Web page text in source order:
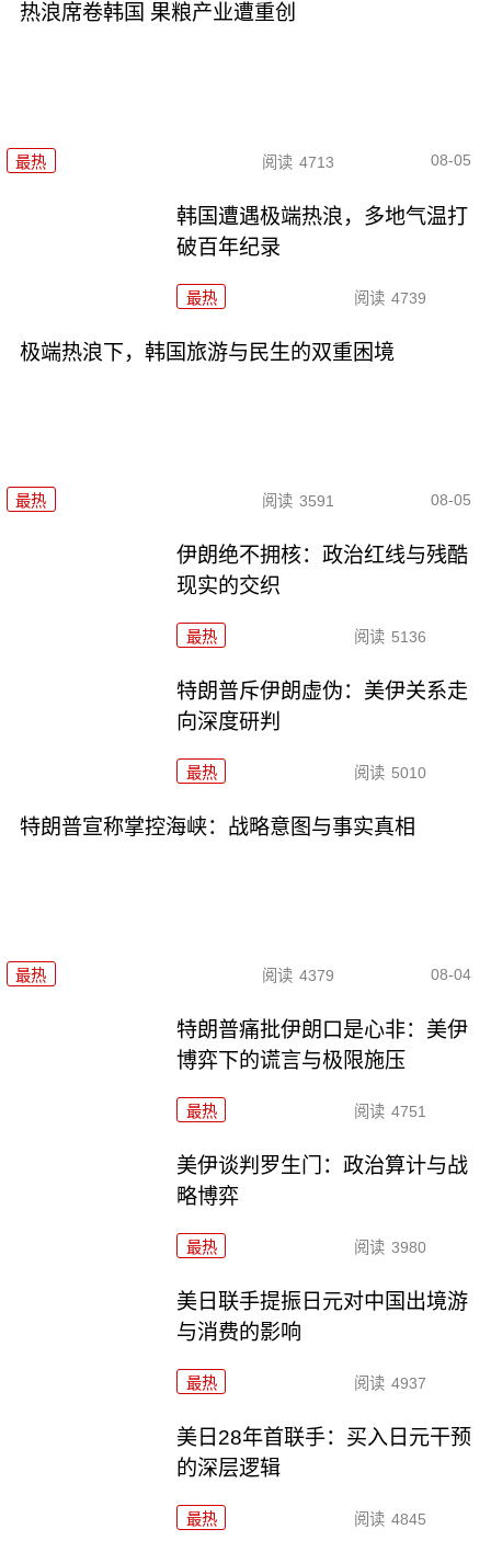
热浪席卷韩国 果粮产业遭重创
最热 阅读 4713 08-05
韩国遭遇极端热浪，多地气温打
破百年纪录
最热 阅读 4739
极端热浪下，韩国旅游与民生的双重困境
最热 阅读 3591 08-05
伊朗绝不拥核：政治红线与残酷
现实的交织
最热 阅读 5136
特朗普斥伊朗虚伪：美伊关系走
向深度研判
最热 阅读 5010
特朗普宣称掌控海峡：战略意图与事实真相
最热 阅读 4379 08-04
特朗普痛批伊朗口是心非：美伊
博弈下的谎言与极限施压
最热 阅读 4751
美伊谈判罗生门：政治算计与战
略博弈
最热 阅读 3980
美日联手提振日元对中国出境游
与消费的影响
最热 阅读 4937
美日28年首联手：买入日元干预
的深层逻辑
最热 阅读 4845